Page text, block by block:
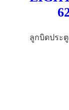
ลูกบิดประ